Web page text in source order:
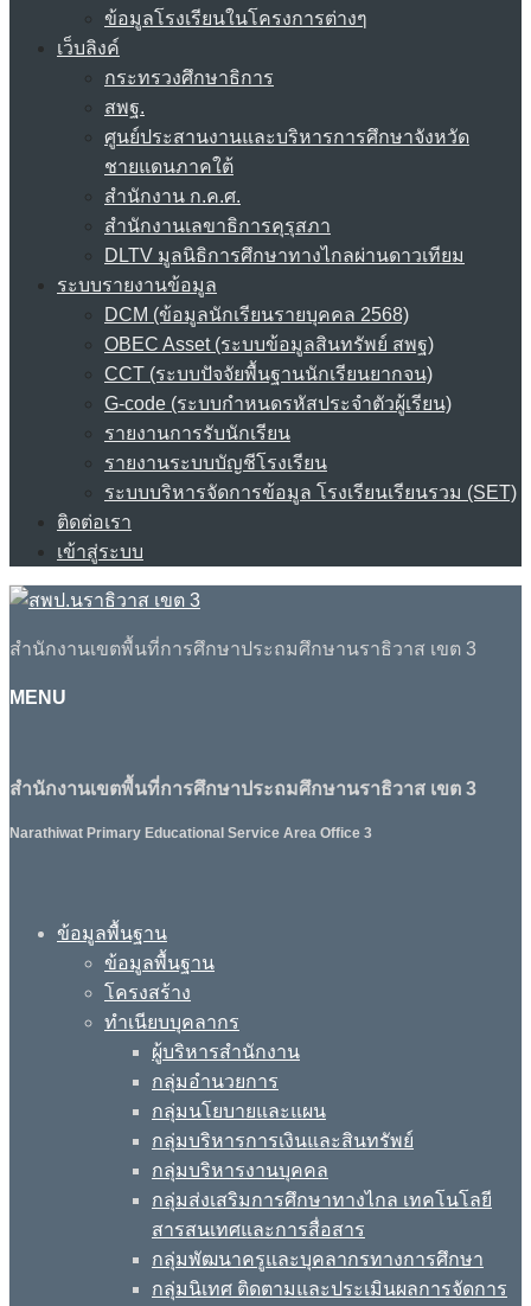
ข้อมูลโรงเรียนในโครงการต่างๆ
เว็บลิงค์
กระทรวงศึกษาธิการ
สพฐ.
ศูนย์ประสานงานและบริหารการศึกษาจังหวัด
ชายแดนภาคใต้
สำนักงาน ก.ค.ศ.
สำนักงานเลขาธิการคุรุสภา
DLTV มูลนิธิการศึกษาทางไกลผ่านดาวเทียม
ระบบรายงานข้อมูล
DCM (ข้อมูลนักเรียนรายบุคคล 2568)
OBEC Asset (ระบบข้อมูลสินทรัพย์ สพฐ)
CCT (ระบบปัจจัยพื้นฐานนักเรียนยากจน)
G-code (ระบบกำหนดรหัสประจำตัวผู้เรียน)
รายงานการรับนักเรียน
รายงานระบบบัญชีโรงเรียน
ระบบบริหารจัดการข้อมูล โรงเรียนเรียนรวม (SET)
ติดต่อเรา
เข้าสู่ระบบ
สำนักงานเขตพื้นที่การศึกษาประถมศึกษานราธิวาส เขต 3
MENU
สำนักงานเขตพื้นที่การศึกษาประถมศึกษานราธิวาส เขต 3
Narathiwat Primary Educational Service Area Office 3
ข้อมูลพื้นฐาน
ข้อมูลพื้นฐาน
โครงสร้าง
ทำเนียบบุคลากร
ผู้บริหารสำนักงาน
กลุ่มอำนวยการ
กลุ่มนโยบายและแผน
กลุ่มบริหารการเงินและสินทรัพย์
กลุ่มบริหารงานบุคคล
กลุ่มส่งเสริมการศึกษาทางไกล เทคโนโลยี
สารสนเทศและการสื่อสาร
กลุ่มพัฒนาครูและบุคลากรทางการศึกษา
กลุ่มนิเทศ ติดตามและประเมินผลการจัดการ